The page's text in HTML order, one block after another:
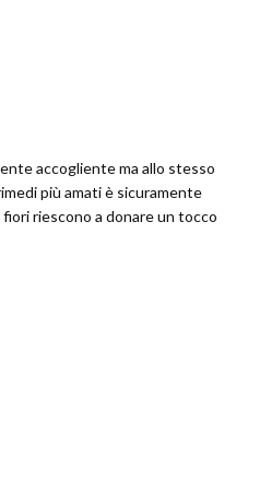
accogliente ma allo stesso
più amati è sicuramente
riescono a donare un tocco